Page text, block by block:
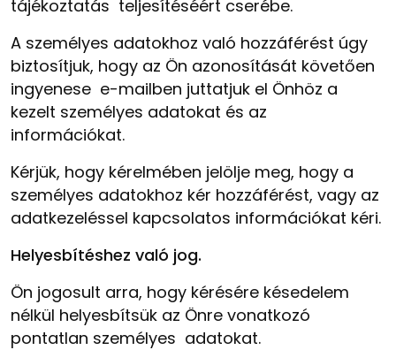
tájékoztatás teljesítéséért cserébe.
A személyes adatokhoz való hozzáférést úgy
biztosítjuk, hogy az Ön azonosítását követően
ingyenese e-mailben juttatjuk el Önhöz a
kezelt személyes adatokat és az
információkat.
Kérjük, hogy kérelmében jelölje meg, hogy a
személyes adatokhoz kér hozzáférést, vagy az
adatkezeléssel kapcsolatos információkat kéri.
Helyesbítéshez való jog.
Ön jogosult arra, hogy kérésére késedelem
nélkül helyesbítsük az Önre vonatkozó
pontatlan személyes adatokat.